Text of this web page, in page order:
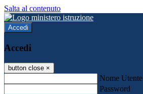
Salta al contenuto
Accedi
Accedi
button close ×
Nome Utente
Password